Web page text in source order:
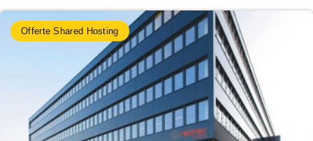
Offerte Shared Hosting